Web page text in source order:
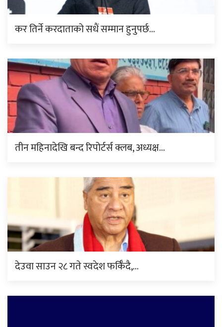
कर तिर्ने करदाताको सधैं सम्मान हुनुपर्छ…
तीन महिनादेखि बन्द रिपोर्टर्स क्लब, अध्यक्ष…
देउवा साउन २८ गते स्वदेश फर्किँदै,…